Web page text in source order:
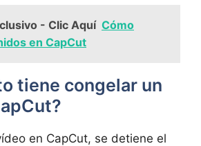
- Clic Aquí Cómo
en CapCut
tiene congelar un
en CapCut, se detiene el